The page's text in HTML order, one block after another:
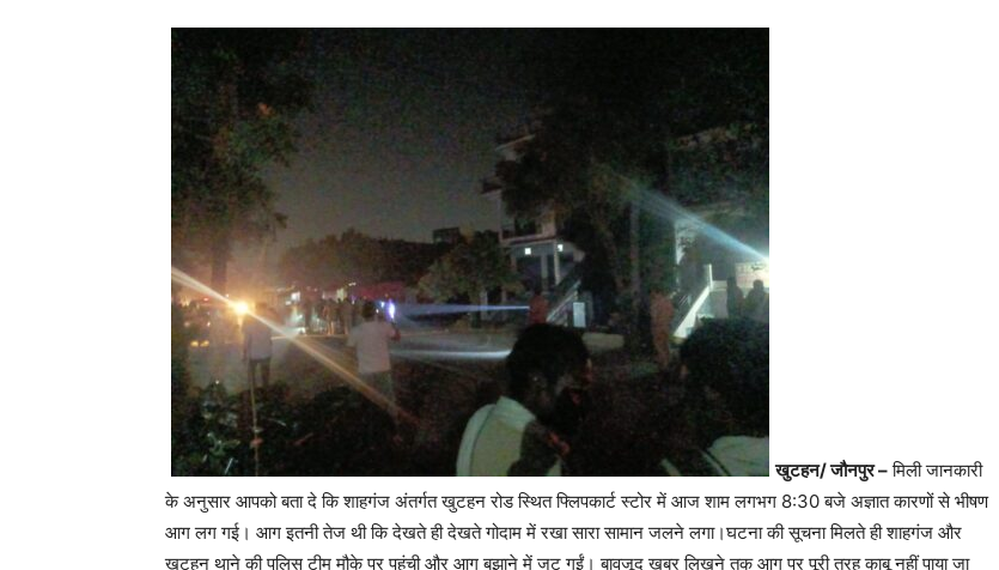
खुटहन/ जौनपुर –मिली जानकारी
के अनुसार आपको बता दे कि शाहगंज अंतर्गत खुटहन रोड स्थित फ्लिपकार्ट स्टोर में आज शाम लगभग 8:30 बजे अज्ञात कारणों से भीषण
आग लग गई। आग इतनी तेज थी कि देखते ही देखते गोदाम में रखा सारा सामान जलने लगा।घटना की सूचना मिलते ही शाहगंज और
खुटहन थाने की पुलिस टीम मौके पर पहुंची और आग बुझाने में जुट गईं। बावजूद खबर लिखने तक आग पर पूरी तरह काबू नहीं पाया जा